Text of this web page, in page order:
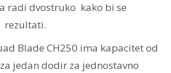
radi dvostruko kako bi se
rezultati.
Blade CH250 ima kapacitet od
jedan dodir za jednostavno